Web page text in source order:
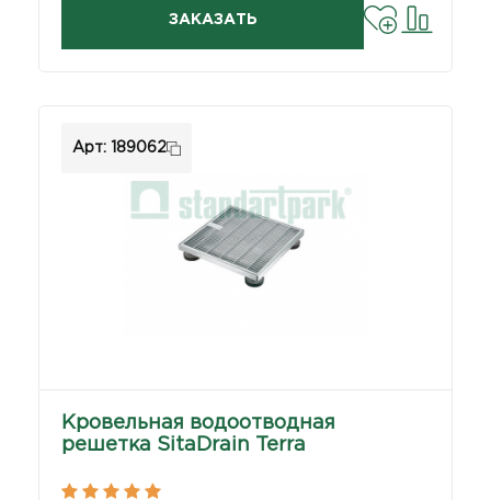
ЗАКАЗАТЬ
Арт: 189062
Кровельная водоотводная
решетка SitaDrain Terra